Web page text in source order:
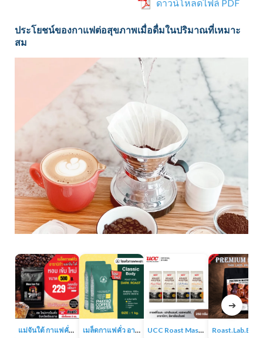
ดาวน์โหลดไฟล์ PDF
ประโยชน์ของกาแฟต่อสุขภาพเมื่อดื่มในปริมาณที่เหมาะ
สม
แม่จันใต้ กาแฟคั่ว หอม เข้ม เมล็ดกาแฟคั่ว อาราบิก้า 100% 1KG UCC Roast Master กาแฟคั่วบด 250 ก.
➔